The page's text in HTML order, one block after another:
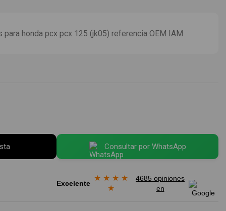
honda pcx pcx 125 (jk05) referencia OEM IAM
Consultar por WhatsApp
Excelente
★ ★ ★ ★
★
4685 opiniones
en